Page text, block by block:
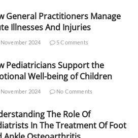
General Practitioners Manage
Illnesses And Injuries
2024 5 Comments
Pediatricians Support the
Well-being of Children
2024 No Comments
The Role Of
In The Treatment Of Foot